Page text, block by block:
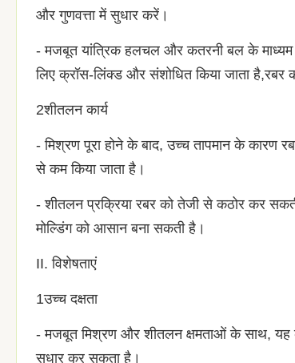
और गुणवत्ता में सुधार करें।
- मजबूत यांत्रिक हलचल और कतरनी बल के
लिए क्रॉस-लिंक्ड और संशोधित किया जाता है,रबर
2शीतलन कार्य
- मिश्रण पूरा होने के बाद, उच्च तापमान के
से कम किया जाता है।
- शीतलन प्रक्रिया रबर को तेजी से कठोर कर
मोल्डिंग को आसान बना सकती है।
II. विशेषताएं
1उच्च दक्षता
- मजबूत मिश्रण और शीतलन क्षमताओं के साथ, यह
सुधार कर सकता है।